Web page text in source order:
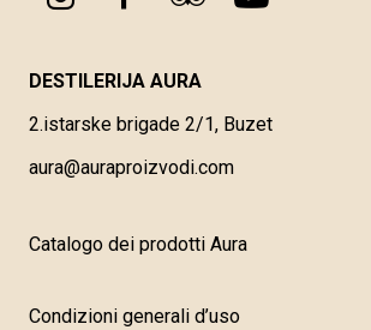
DESTILERIJA AURA
2.istarske brigade 2/1, Buzet
aura@auraproizvodi.com
Catalogo dei prodotti Aura
Condizioni generali d’uso